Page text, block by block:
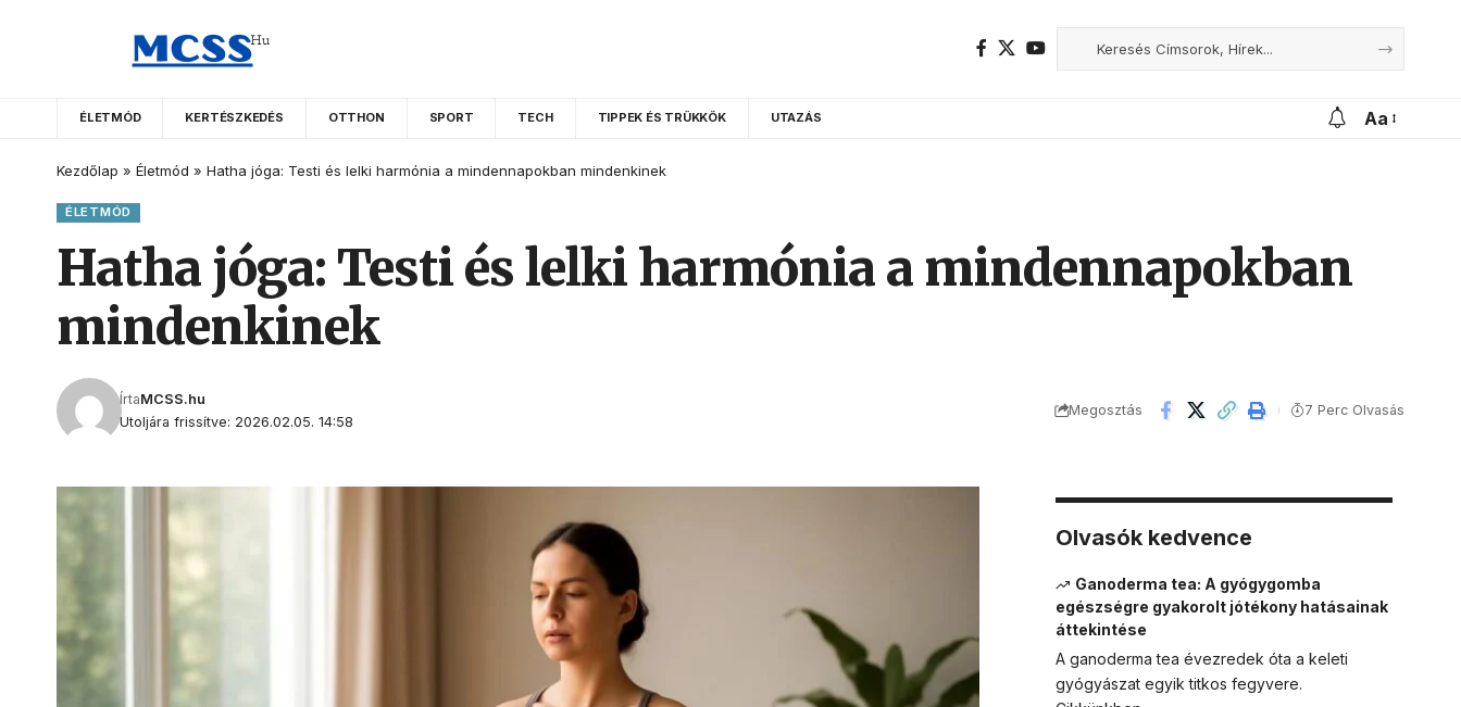
ÉLETMÓD KERTÉSZKEDÉS OTTHON SPORT TECH TIPPEK ÉS TRÜKKÖK UTAZÁS Aa
Kezdőlap » Életmód » Hatha jóga: Testi és lelki harmónia a mindennapokban mindenkinek
ÉLETMÓD
Hatha jóga: Testi és lelki harmónia a mindennapokban
mindenkinek
Utoljára frissítve: 2026.02.05. 14:58
ÍrtaMCSS.hu
Megosztás 7 Perc Olvasás
Olvasók kedvence
Ganoderma tea: A gyógygomba
egészségre gyakorolt jótékony hatásainak
áttekintése
A ganoderma tea évezredek óta a keleti
gyógyászat egyik titkos fegyvere.